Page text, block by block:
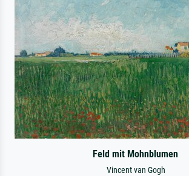
Feld mit Mohnblumen
Vincent van Gogh